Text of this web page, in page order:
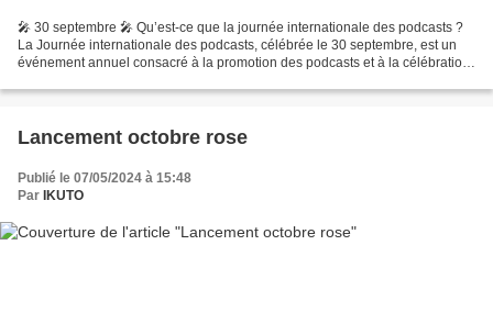
🎤 30 septembre 🎤 Qu’est-ce que la journée internationale des podcasts ?
La Journée internationale des podcasts, célébrée le 30 septembre, est un
événement annuel consacré à la promotion des podcasts et à la célébration
Lancement octobre rose
Publié le 07/05/2024 à 15:48
Par IKUTO